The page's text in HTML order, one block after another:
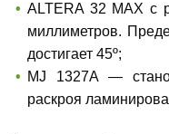
ALTERA 32 MAX с
миллиметров.
достигает 45º;
MJ 1327A —
раскроя